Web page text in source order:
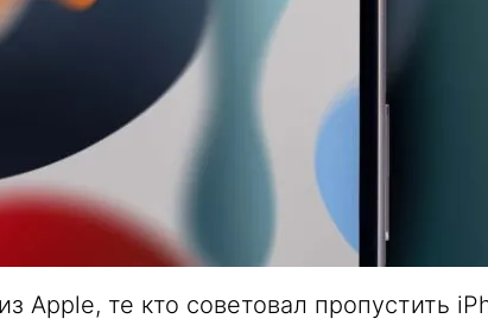
Apple, те кто советовал пропустить